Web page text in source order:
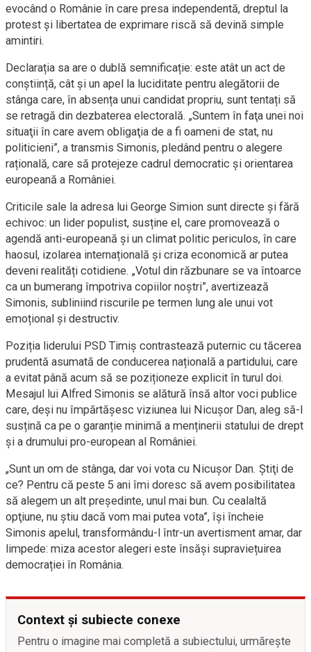
evocând o Românie în care presa independentă, dreptul la
protest și libertatea de exprimare riscă să devină simple
amintiri.
Declarația sa are o dublă semnificație: este atât un act de
conștiință, cât și un apel la luciditate pentru alegătorii de
stânga care, în absența unui candidat propriu, sunt tentați să
se retragă din dezbaterea electorală. „Suntem în faţa unei noi
situaţii în care avem obligaţia de a fi oameni de stat, nu
politicieni”, a transmis Simonis, pledând pentru o alegere
rațională, care să protejeze cadrul democratic și orientarea
europeană a României.
Criticile sale la adresa lui George Simion sunt directe și fără
echivoc: un lider populist, susține el, care promovează o
agendă anti-europeană și un climat politic periculos, în care
haosul, izolarea internațională și criza economică ar putea
deveni realități cotidiene. „Votul din răzbunare se va întoarce
ca un bumerang împotriva copiilor noștri”, avertizează
Simonis, subliniind riscurile pe termen lung ale unui vot
emoțional și destructiv.
Poziția liderului PSD Timiș contrastează puternic cu tăcerea
prudentă asumată de conducerea națională a partidului, care
a evitat până acum să se poziționeze explicit în turul doi.
Mesajul lui Alfred Simonis se alătură însă altor voci publice
care, deși nu împărtășesc viziunea lui Nicușor Dan, aleg să-l
susțină ca pe o garanție minimă a menținerii statului de drept
și a drumului pro-european al României.
„Sunt un om de stânga, dar voi vota cu Nicuşor Dan. Ştiţi de
ce? Pentru că peste 5 ani îmi doresc să avem posibilitatea
să alegem un alt preşedinte, unul mai bun. Cu cealaltă
opţiune, nu ştiu dacă vom mai putea vota”, își încheie
Simonis apelul, transformându-l într-un avertisment amar, dar
limpede: miza acestor alegeri este însăși supraviețuirea
democrației în România.
Context și subiecte conexe
Pentru o imagine mai completă a subiectului, urmărește